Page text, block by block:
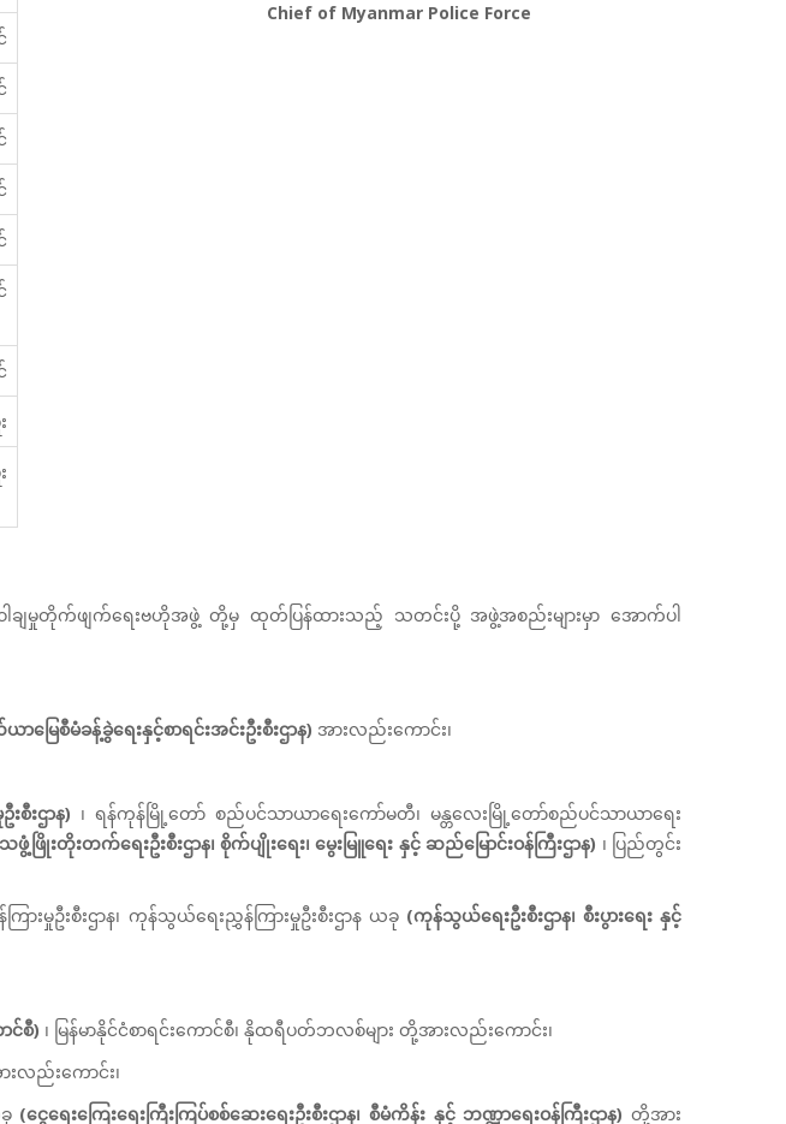
Chief of Myanmar Police Force
ခဝါချမှုတိုက်ဖျက်ရေးဗဟိုအဖွဲ့ တို့မှ ထုတ်ပြန်ထားသည့် သတင်းပို့ အဖွဲ့အစည်းများမှာ အောက်ပါ
မြေစီမံခန့်ခွဲရေးနှင့်စာရင်းအင်းဦးစီးဌာန) အားလည်းကောင်း၊
စီးဌာန) ၊ ရန်ကုန်မြို့တော် စည်ပင်သာယာရေးကော်မတီ၊ မန္တလေးမြို့တော်စည်ပင်သာယာရေး
ြိုးတိုးတက်ရေးဦးစီးဌာန၊ စိုက်ပျိုးရေး၊ မွေးမြူရေး နှင့် ဆည်မြောင်းဝန်ကြီးဌာန) ၊ ပြည်တွင်း
ားမှုဦးစီးဌာန၊ ကုန်သွယ်ရေးညွှန်ကြားမှုဦးစီးဌာန ယခု (ကုန်သွယ်ရေးဦးစီးဌာန၊ စီးပွားရေး နှင့်
င်စီ) ၊ မြန်မာနိုင်ငံစာရင်းကောင်စီ၊ နိုထရီပတ်ဘလစ်များ တို့အားလည်းကောင်း၊
လည်းကောင်း၊
(ငွေရေးကြေးရေးကြီးကြပ်စစ်ဆေးရေးဦးစီးဌာန၊ စီမံကိန်း နှင့် ဘဏ္ဍာရေးဝန်ကြီးဌာန)တို့အား